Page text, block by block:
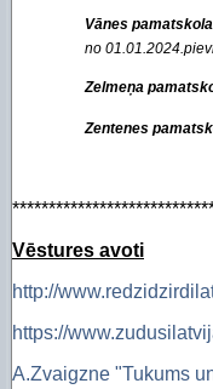
Vānes pamatskola
no
Zelmeņa
Zentenes
Vēstures avoti
http://
https://
A.Zvaigzne "Tukums